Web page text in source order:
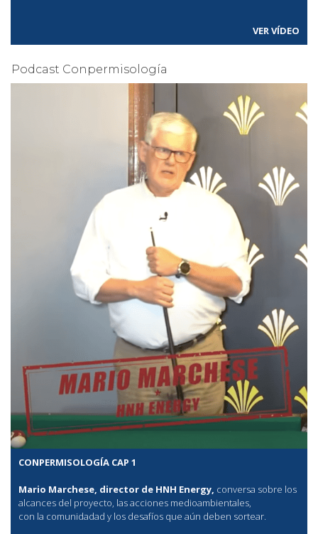
VER VÍDEO
Podcast Conpermisología
CONPERMISOLOGÍA CAP 1
Mario Marchese, director de HNH Energy, conversa sobre los
alcances del proyecto, las acciones medioambientales,
con la comunidadad y los desafíos que aún deben sortear.